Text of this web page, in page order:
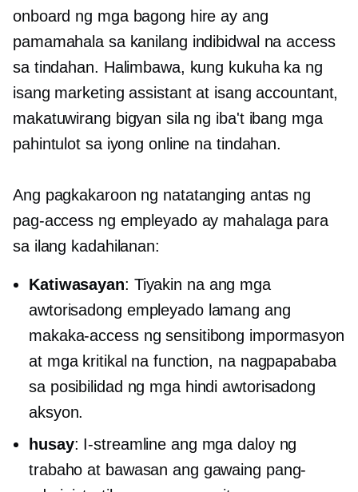
onboard ng mga bagong hire ay ang
pamamahala sa kanilang indibidwal na access
sa tindahan. Halimbawa, kung kukuha ka ng
isang marketing assistant at isang accountant,
makatuwirang bigyan sila ng iba't ibang mga
pahintulot sa iyong online na tindahan.
Ang pagkakaroon ng natatanging antas ng
pag-access ng empleyado ay mahalaga para
sa ilang kadahilanan:
Katiwasayan: Tiyakin na ang mga
awtorisadong empleyado lamang ang
makaka-access ng sensitibong impormasyon
at mga kritikal na function, na nagpapababa
sa posibilidad ng mga hindi awtorisadong
aksyon.
husay: I-streamline ang mga daloy ng
trabaho at bawasan ang gawaing pang-